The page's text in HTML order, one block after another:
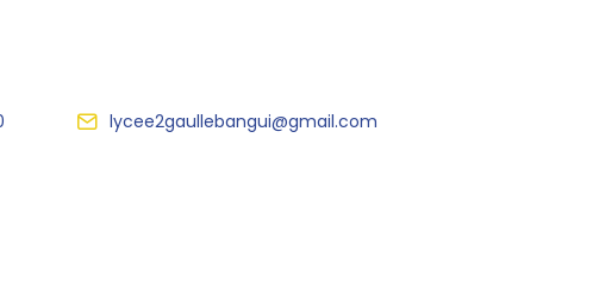
lycee2gaullebangui@gmail.com